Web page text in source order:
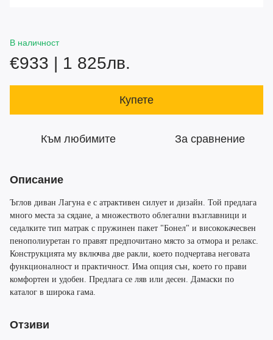
В наличност
€933 | 1 825лв.
Купете
Към любимите За сравнение
Описание
Ъглов диван Лагуна е с атрактивен силует и дизайн. Той предлага
много места за сядане, а множеството облегални възглавници и
седалките тип матрак с пружинен пакет "Бонел" и висококачесвен
пенополиуретан го правят предпочитано място за отмора и релакс.
Конструкцията му включва две ракли, което подчертава неговата
функционалност и практичност. Има опция сън, което го прави
комфортен и удобен. Предлага се ляв или десен. Дамаски по
каталог в широка гама.
Отзиви